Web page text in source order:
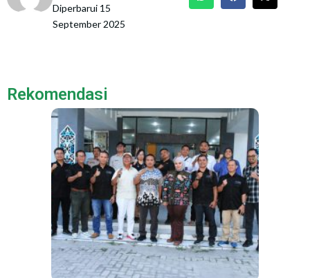
Diperbarui 15
September 2025
Rekomendasi